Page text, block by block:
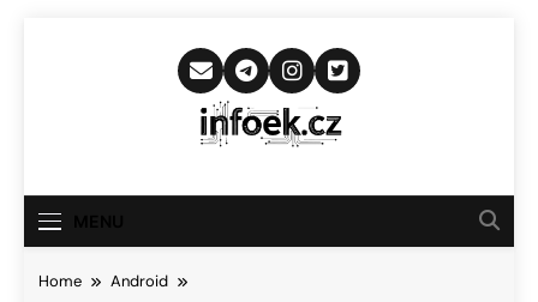
Infoek.cz
Novinkám
Home
Android